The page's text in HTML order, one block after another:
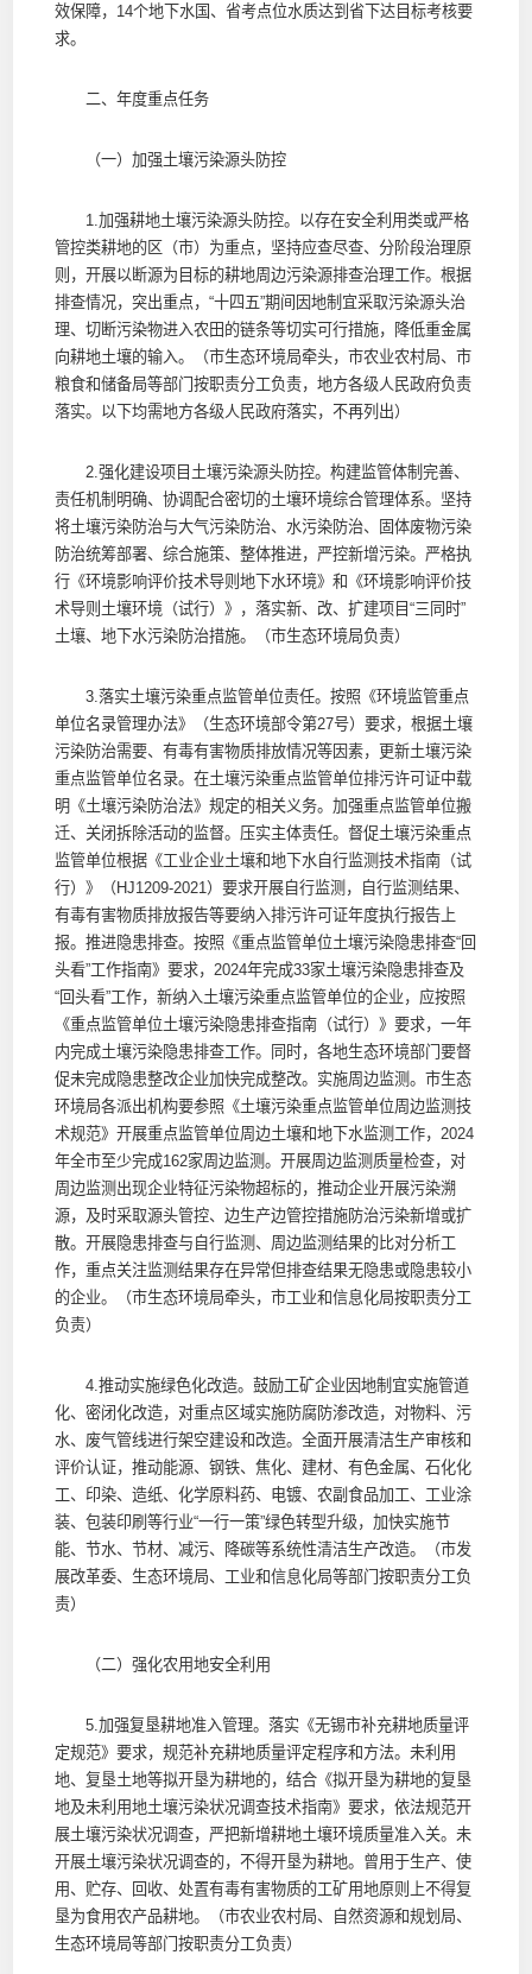
效保障，14个地下水国、省考点位水质达到省下达目标考核要
求。
二、年度重点任务
（一）加强土壤污染源头防控
1.加强耕地土壤污染源头防控。以存在安全利用类或严格
管控类耕地的区（市）为重点，坚持应查尽查、分阶段治理原
则，开展以断源为目标的耕地周边污染源排查治理工作。根据
排查情况，突出重点，“十四五”期间因地制宜采取污染源头治
理、切断污染物进入农田的链条等切实可行措施，降低重金属
向耕地土壤的输入。（市生态环境局牵头，市农业农村局、市
粮食和储备局等部门按职责分工负责，地方各级人民政府负责
落实。以下均需地方各级人民政府落实，不再列出）
2.强化建设项目土壤污染源头防控。构建监管体制完善、
责任机制明确、协调配合密切的土壤环境综合管理体系。坚持
将土壤污染防治与大气污染防治、水污染防治、固体废物污染
防治统筹部署、综合施策、整体推进，严控新增污染。严格执
行《环境影响评价技术导则地下水环境》和《环境影响评价技
术导则土壤环境（试行）》，落实新、改、扩建项目“三同时”
土壤、地下水污染防治措施。（市生态环境局负责）
3.落实土壤污染重点监管单位责任。按照《环境监管重点
单位名录管理办法》（生态环境部令第27号）要求，根据土壤
污染防治需要、有毒有害物质排放情况等因素，更新土壤污染
重点监管单位名录。在土壤污染重点监管单位排污许可证中载
明《土壤污染防治法》规定的相关义务。加强重点监管单位搬
迁、关闭拆除活动的监督。压实主体责任。督促土壤污染重点
监管单位根据《工业企业土壤和地下水自行监测技术指南（试
行）》（HJ1209-2021）要求开展自行监测，自行监测结果、
有毒有害物质排放报告等要纳入排污许可证年度执行报告上
报。推进隐患排查。按照《重点监管单位土壤污染隐患排查“回
头看”工作指南》要求，2024年完成33家土壤污染隐患排查及
“回头看”工作，新纳入土壤污染重点监管单位的企业，应按照
《重点监管单位土壤污染隐患排查指南（试行）》要求，一年
内完成土壤污染隐患排查工作。同时，各地生态环境部门要督
促未完成隐患整改企业加快完成整改。实施周边监测。市生态
环境局各派出机构要参照《土壤污染重点监管单位周边监测技
术规范》开展重点监管单位周边土壤和地下水监测工作，2024
年全市至少完成162家周边监测。开展周边监测质量检查，对
周边监测出现企业特征污染物超标的，推动企业开展污染溯
源，及时采取源头管控、边生产边管控措施防治污染新增或扩
散。开展隐患排查与自行监测、周边监测结果的比对分析工
作，重点关注监测结果存在异常但排查结果无隐患或隐患较小
的企业。（市生态环境局牵头，市工业和信息化局按职责分工
负责）
4.推动实施绿色化改造。鼓励工矿企业因地制宜实施管道
化、密闭化改造，对重点区域实施防腐防渗改造，对物料、污
水、废气管线进行架空建设和改造。全面开展清洁生产审核和
评价认证，推动能源、钢铁、焦化、建材、有色金属、石化化
工、印染、造纸、化学原料药、电镀、农副食品加工、工业涂
装、包装印刷等行业“一行一策”绿色转型升级，加快实施节
能、节水、节材、减污、降碳等系统性清洁生产改造。（市发
展改革委、生态环境局、工业和信息化局等部门按职责分工负
责）
（二）强化农用地安全利用
5.加强复垦耕地准入管理。落实《无锡市补充耕地质量评
定规范》要求，规范补充耕地质量评定程序和方法。未利用
地、复垦土地等拟开垦为耕地的，结合《拟开垦为耕地的复垦
地及未利用地土壤污染状况调查技术指南》要求，依法规范开
展土壤污染状况调查，严把新增耕地土壤环境质量准入关。未
开展土壤污染状况调查的，不得开垦为耕地。曾用于生产、使
用、贮存、回收、处置有毒有害物质的工矿用地原则上不得复
垦为食用农产品耕地。（市农业农村局、自然资源和规划局、
生态环境局等部门按职责分工负责）